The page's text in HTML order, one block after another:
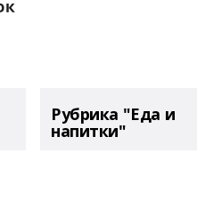
Рубрика "Еда и
напитки"